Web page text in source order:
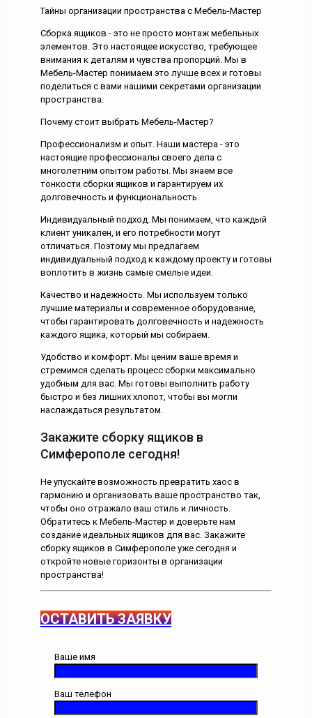
Тайны организации пространства с Мебель-Мастер
Сборка ящиков - это не просто монтаж мебельных
элементов. Это настоящее искусство, требующее
внимания к деталям и чувства пропорций. Мы в
Мебель-Мастер понимаем это лучше всех и готовы
поделиться с вами нашими секретами организации
пространства.
Почему стоит выбрать Мебель-Мастер?
Профессионализм и опыт. Наши мастера - это
настоящие профессионалы своего дела с
многолетним опытом работы. Мы знаем все
тонкости сборки ящиков и гарантируем их
долговечность и функциональность.
Индивидуальный подход. Мы понимаем, что каждый
клиент уникален, и его потребности могут
отличаться. Поэтому мы предлагаем
индивидуальный подход к каждому проекту и готовы
воплотить в жизнь самые смелые идеи.
Качество и надежность. Мы используем только
лучшие материалы и современное оборудование,
чтобы гарантировать долговечность и надежность
каждого ящика, который мы собираем.
Удобство и комфорт. Мы ценим ваше время и
стремимся сделать процесс сборки максимально
удобным для вас. Мы готовы выполнить работу
быстро и без лишних хлопот, чтобы вы могли
наслаждаться результатом.
Закажите сборку ящиков в
Симферополе сегодня!
Не упускайте возможность превратить хаос в
гармонию и организовать ваше пространство так,
чтобы оно отражало ваш стиль и личность.
Обратитесь к Мебель-Мастер и доверьте нам
создание идеальных ящиков для вас. Закажите
сборку ящиков в Симферополе уже сегодня и
откройте новые горизонты в организации
пространства!
ОСТАВИТЬ ЗАЯВКУ
Ваше имя
Ваш телефон